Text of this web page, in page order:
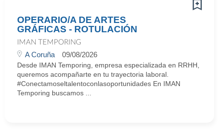
OPERARIO/A DE ARTES
GRÁFICAS - ROTULACIÓN
IMAN TEMPORING
A Coruña 09/08/2026
Desde IMAN Temporing, empresa especializada en RRHH,
queremos acompañarte en tu trayectoria laboral.
#Conectamoseltalentoconlasoportunidades En IMAN
Temporing buscamos ...